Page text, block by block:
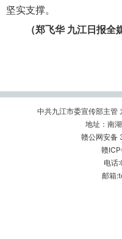
坚实支撑。
（郑飞华 九江日报全
中共九江市委宣传部主管
地址：南
赣公网安
赣
电话
邮箱